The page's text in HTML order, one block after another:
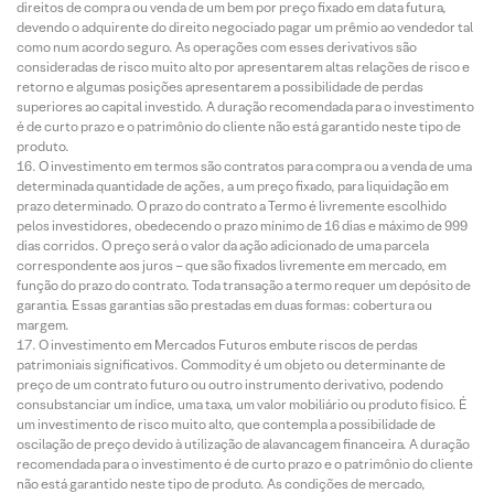
direitos de compra ou venda de um bem por preço fixado em data futura,
devendo o adquirente do direito negociado pagar um prêmio ao vendedor tal
como num acordo seguro. As operações com esses derivativos são
consideradas de risco muito alto por apresentarem altas relações de risco e
retorno e algumas posições apresentarem a possibilidade de perdas
superiores ao capital investido. A duração recomendada para o investimento
é de curto prazo e o patrimônio do cliente não está garantido neste tipo de
produto.
O investimento em termos são contratos para compra ou a venda de uma
determinada quantidade de ações, a um preço fixado, para liquidação em
prazo determinado. O prazo do contrato a Termo é livremente escolhido
pelos investidores, obedecendo o prazo mínimo de 16 dias e máximo de 999
dias corridos. O preço será o valor da ação adicionado de uma parcela
correspondente aos juros – que são fixados livremente em mercado, em
função do prazo do contrato. Toda transação a termo requer um depósito de
garantia. Essas garantias são prestadas em duas formas: cobertura ou
margem.
O investimento em Mercados Futuros embute riscos de perdas
patrimoniais significativos. Commodity é um objeto ou determinante de
preço de um contrato futuro ou outro instrumento derivativo, podendo
consubstanciar um índice, uma taxa, um valor mobiliário ou produto físico. É
um investimento de risco muito alto, que contempla a possibilidade de
oscilação de preço devido à utilização de alavancagem financeira. A duração
recomendada para o investimento é de curto prazo e o patrimônio do cliente
não está garantido neste tipo de produto. As condições de mercado,